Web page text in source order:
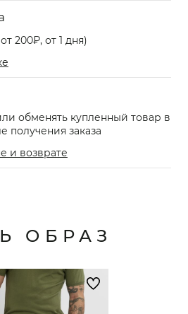
200₽, от 1 дня)
обменять купленный товар в
получения заказа
и возврате
ОБРАЗ